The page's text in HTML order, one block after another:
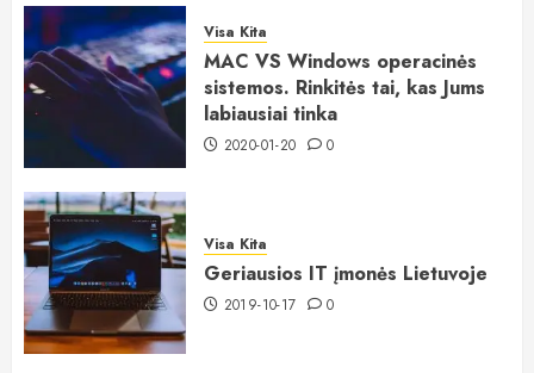
Visa Kita
MAC VS Windows operacinės
sistemos. Rinkitės tai, kas Jums
labiausiai tinka
2020-01-20 0
Visa Kita
Geriausios IT įmonės Lietuvoje
2019-10-17 0